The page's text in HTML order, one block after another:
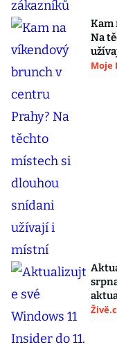
Kam
Na
Moje